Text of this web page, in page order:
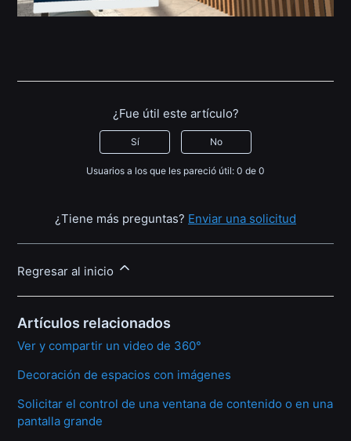
¿Fue útil este artículo?
Sí No
Usuarios a los que les pareció útil: 0 de 0
¿Tiene más preguntas? Enviar una solicitud
Regresar al inicio
Artículos relacionados
Ver y compartir un video de 360°
Decoración de espacios con imágenes
Solicitar el control de una ventana de contenido o en una
pantalla grande